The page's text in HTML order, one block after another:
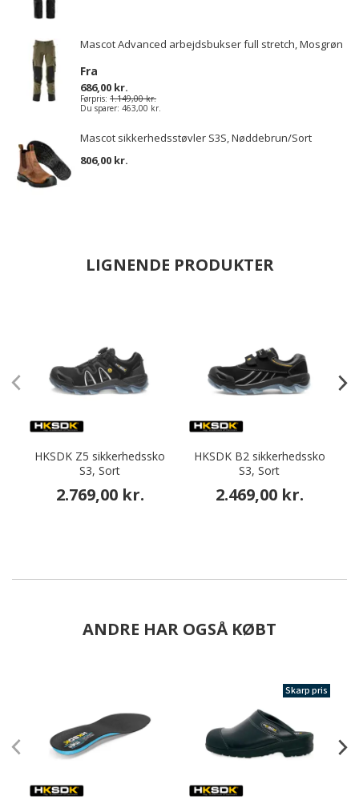
Mascot Advanced arbejdsbukser full stretch, Mosgrøn
Fra
686,00 kr.
Førpris: 1.149,00 kr.
Du sparer: 463,00 kr.
Mascot sikkerhedsstøvler S3S, Nøddebrun/Sort
806,00 kr.
LIGNENDE PRODUKTER
HKSDK Z5 sikkerhedssko
S3, Sort
2.769,00 kr.
HKSDK B2 sikkerhedssko
S3, Sort
2.469,00 kr.
ANDRE HAR OGSÅ KØBT
Skarp pris